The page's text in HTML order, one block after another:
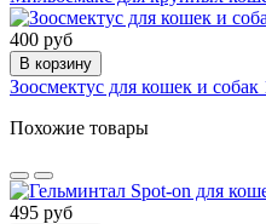
400 руб
В корзину
Зоосмектус для кошек и собак
Похожие товары
495 руб